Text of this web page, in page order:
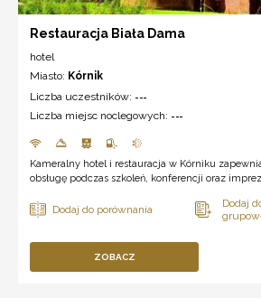
Restauracja Biała Dama
hotel
Miasto: Kórnik
Liczba uczestników: ---
Liczba miejsc noclegowych: ---
Kameralny hotel i restauracja w Kórniku
obsługę podczas szkoleń, konferencji oraz
ZOBACZ